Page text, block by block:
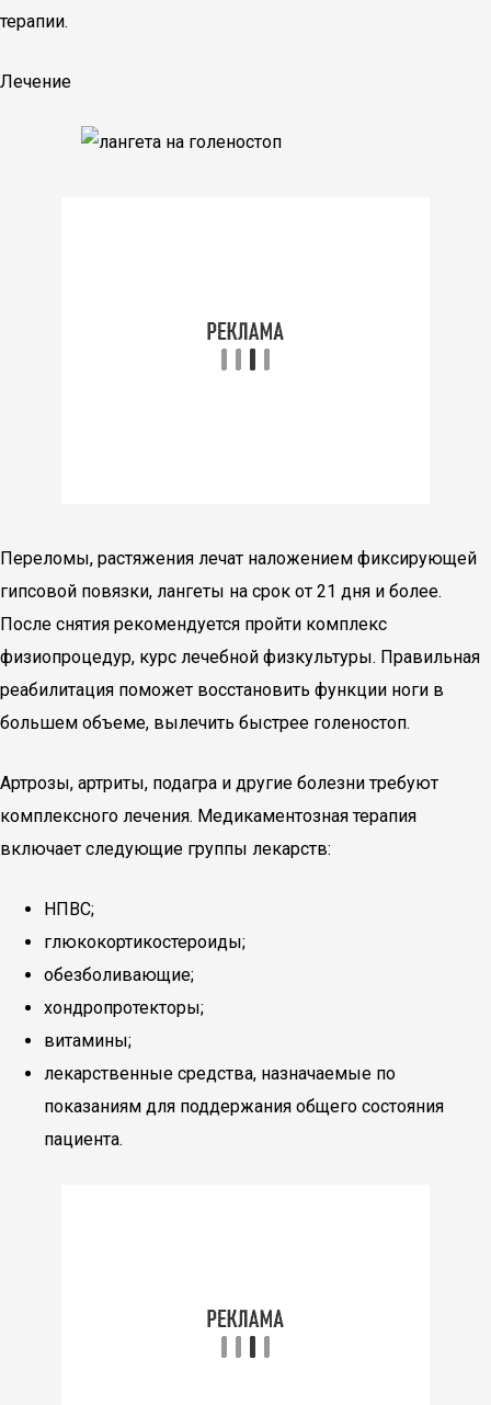
терапии.
Лечение
Переломы, растяжения лечат наложением фиксирующей
гипсовой повязки, лангеты на срок от 21 дня и более.
После снятия рекомендуется пройти комплекс
физиопроцедур, курс лечебной физкультуры. Правильная
реабилитация поможет восстановить функции ноги в
большем объеме, вылечить быстрее голеностоп.
Артрозы, артриты, подагра и другие болезни требуют
комплексного лечения. Медикаментозная терапия
включает следующие группы лекарств:
НПВС;
глюкокортикостероиды;
обезболивающие;
хондропротекторы;
витамины;
лекарственные средства, назначаемые по
показаниям для поддержания общего состояния
пациента.